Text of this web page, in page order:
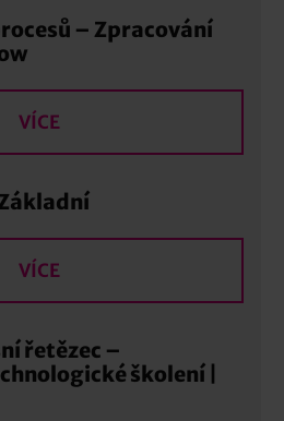
– Zpracování
VÍCE
VÍCE
řetězec –
školení |